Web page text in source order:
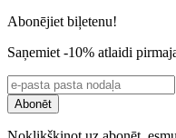
Abonējiet biļetenu!
Saņemiet -10% atlaidi
Abonēt